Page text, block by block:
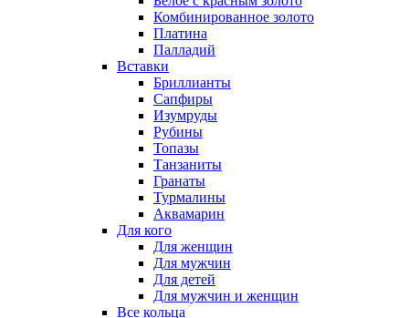
Комбинированное золото
Платина
Палладий
Вставки
Бриллианты
Сапфиры
Изумруды
Рубины
Топазы
Танзаниты
Гранаты
Турмалины
Аквамарин
Для кого
Для женщин
Для мужчин
Для детей
Для мужчин и женщин
Все кольца